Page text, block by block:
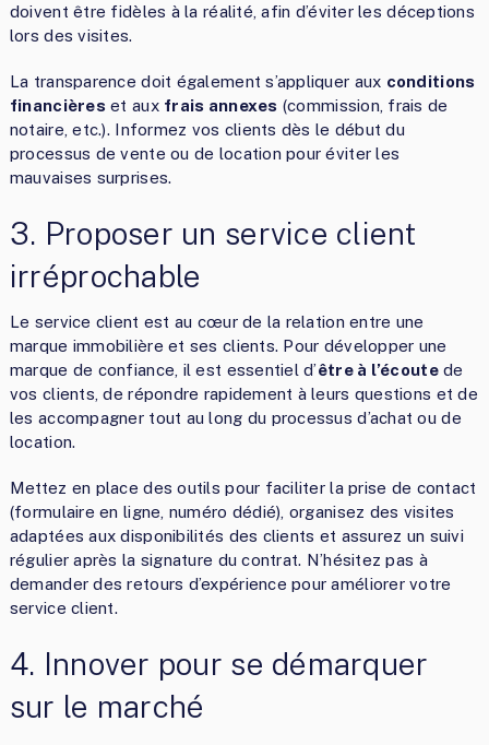
doivent être fidèles à la réalité, afin d’éviter les déceptions
lors des visites.
La transparence doit également s’appliquer aux conditions
financières et aux frais annexes (commission, frais de
notaire, etc.). Informez vos clients dès le début du
processus de vente ou de location pour éviter les
mauvaises surprises.
3. Proposer un service client
irréprochable
Le service client est au cœur de la relation entre une
marque immobilière et ses clients. Pour développer une
marque de confiance, il est essentiel d’être à l’écoutede
vos clients, de répondre rapidement à leurs questions et de
les accompagner tout au long du processus d’achat ou de
location.
Mettez en place des outils pour faciliter la prise de contact
(formulaire en ligne, numéro dédié), organisez des visites
adaptées aux disponibilités des clients et assurez un suivi
régulier après la signature du contrat. N’hésitez pas à
demander des retours d’expérience pour améliorer votre
service client.
4. Innover pour se démarquer
sur le marché